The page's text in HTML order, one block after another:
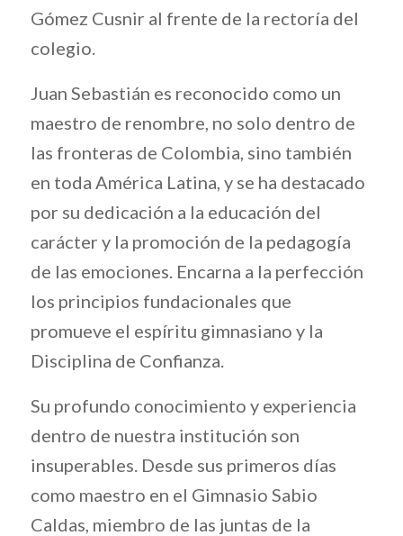
Gómez Cusnir al frente de la rectoría del
colegio.
Juan Sebastián es reconocido como un
maestro de renombre, no solo dentro de
las fronteras de Colombia, sino también
en toda América Latina, y se ha destacado
por su dedicación a la educación del
carácter y la promoción de la pedagogía
de las emociones. Encarna a la perfección
los principios fundacionales que
promueve el espíritu gimnasiano y la
Disciplina de Confianza.
Su profundo conocimiento y experiencia
dentro de nuestra institución son
insuperables. Desde sus primeros días
como maestro en el Gimnasio Sabio
Caldas, miembro de las juntas de la